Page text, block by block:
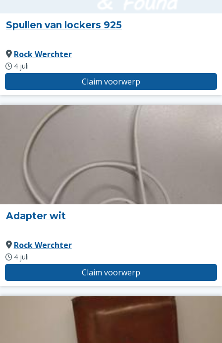
Spullen van lockers 925
Rock Werchter
4 juli
Claim voorwerp
Adapter wit
Rock Werchter
4 juli
Claim voorwerp